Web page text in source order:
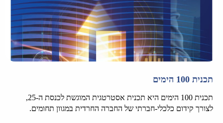
תכנית 100 הימים
תכנית 100 הימים היא תכנית אסטרטגית המוגשת לכנסת ה-25,
לצורך קידום כלכלי-חברתי של החברה החרדית במגוון תחומים.